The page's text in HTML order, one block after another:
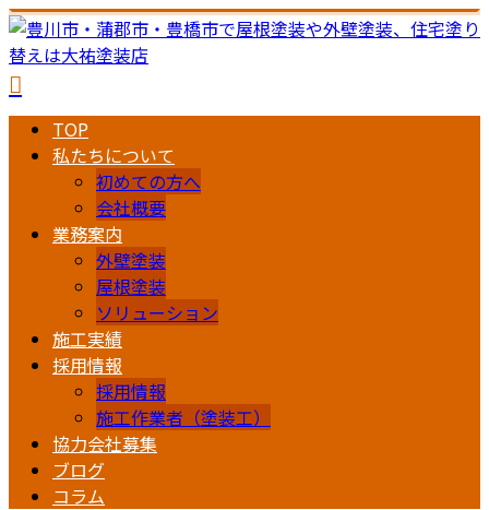
TOP
私たちについて
初めての方へ
会社概要
業務案内
外壁塗装
屋根塗装
ソリューション
施工実績
採用情報
採用情報
施工作業者（塗装工）
協力会社募集
ブログ
コラム